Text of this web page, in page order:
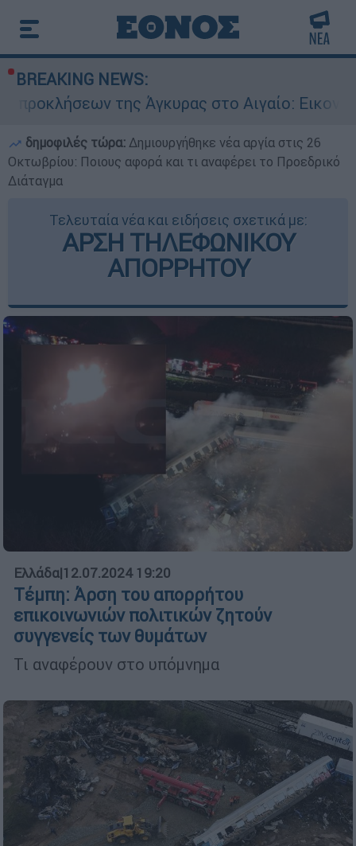
BREAKING NEWS:
της Άγκυρας στο Αιγαίο: Εικονική
δημοφιλές τώρα: Δημιουργήθηκε νέα αργία στις 26
Οκτωβρίου: Ποιους αφορά και τι αναφέρει το Προεδρικό
Διάταγμα
Τελευταία νέα και ειδήσεις σχετικά με:
ΑΡΣΗ ΤΗΛΕΦΩΝΙΚΟΥ
ΑΠΟΡΡΗΤΟΥ
Ελλάδα|12.07.2024 19:20
Τέμπη: Άρση του απορρήτου
επικοινωνιών πολιτικών ζητούν
συγγενείς των θυμάτων
Τι αναφέρουν στο υπόμνημα